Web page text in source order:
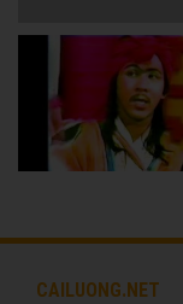
CAILUONG.NET